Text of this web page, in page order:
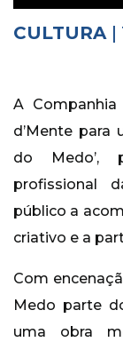
Contactos
CULTURA |
A
d’Mente para
do Medo’,
profissional
público a
criativo e a
Com
Medo parte
uma obra